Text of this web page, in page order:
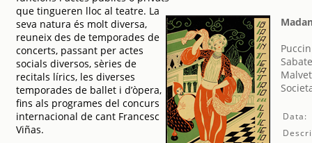
que tingueren lloc al teatre. La
seva natura és molt diversa,
reuneix des de temporades de
concerts, passant per actes
socials diversos, sèries de
recitals lírics, les diverses
temporades de ballet i d’òpera,
fins als programes del concurs
internacional de cant Francesc
Viñas.
Data: